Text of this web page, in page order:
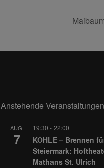
Anstehende Veranstaltungen
AUG.
7
19:30 -22:00
KOHLE – Brennen
Steiermark:
Mathans St. Ulrich